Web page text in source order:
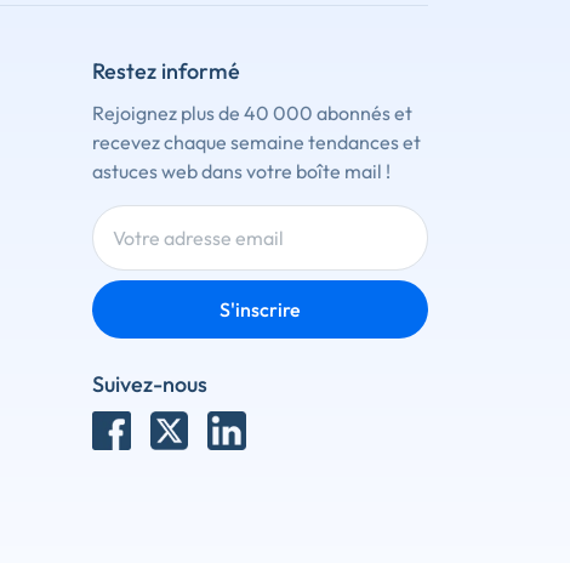
Restez informé
Rejoignez plus de 40 000 abonnés et
recevez chaque semaine tendances et
astuces web dans votre boîte mail !
S'inscrire
Suivez-nous